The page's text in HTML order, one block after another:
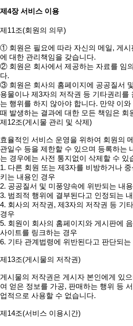
제4장 서비스 이용
제11조(회원의 의무)
① 회원은 필요에 따라 자신의 메일, 게시
에 대한 관리책임을 갖습니다.
② 회원은 회사에서 제공하는 자료를 임
다.
③ 회원은 회사의 홈페이지에 공공질서
용물이나 제3자의 저작권 등 기타권리를
는 행위를 하지 않아야 합니다. 만약 이
때 발생하는 결과에 대한 모든 책임은 회
제12조(게시물 관리 및 삭제)
효율적인 서비스 운영을 위하여 회원의
관일수 등을 제한할 수 있으며 등록하는
는 경우에는 사전 통지없이 삭제할 수 있
1. 다른 회원 또는 제3자를 비방하거나
키는 내용인 경우
2. 공공질서 및 미풍양속에 위반되는 내
3. 범죄적 행위에 결부된다고 인정되는
4. 회사의 저작권, 제3자의 저작권 등 기
경우
5. 회원이 회사의 홈페이지와 게시판에
사이트를 링크하는 경우
6. 기타 관계법령에 위반된다고 판단되는
제13조(게시물의 저작권)
게시물의 저작권은 게시자 본인에게 있
여 얻은 정보를 가공, 판매하는 행위 등
업적으로 사용할 수 없습니다.
제14조(서비스 이용시간)